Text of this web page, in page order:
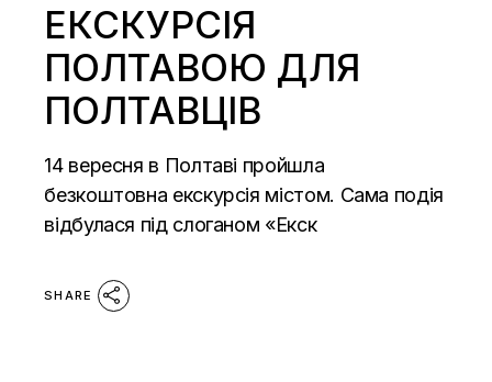
ЕКСКУРСІЯ
ПОЛТАВОЮ ДЛЯ
ПОЛТАВЦІВ
14 вересня в Полтаві пройшла
безкоштовна екскурсія містом. Сама подія
відбулася під слоганом «Екск
SHARE